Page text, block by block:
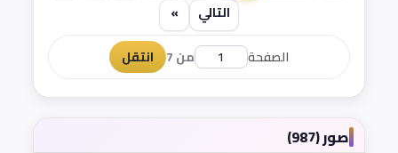
التالي
»
الصفحة
من 7 انتقل
صور (987)